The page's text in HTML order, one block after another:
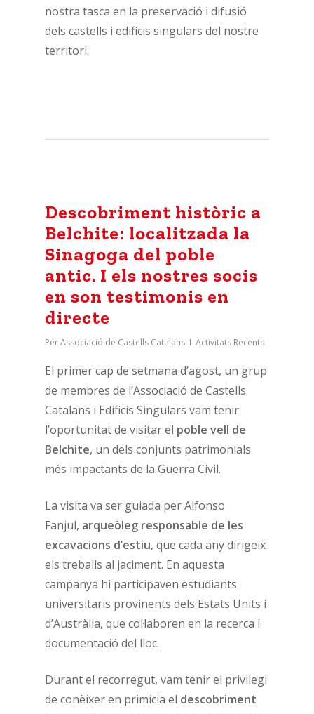
nostra tasca en la preservació i difusió
dels castells i edificis singulars del nostre
territori.
Descobriment històric a
Belchite: localitzada la
Sinagoga del poble
antic. I els nostres socis
en son testimonis en
directe
PerAssociació de Castells Catalans Activitats Recents
El primer cap de setmana d’agost, un grup
de membres de l’Associació de Castells
Catalans i Edificis Singulars vam tenir
l’oportunitat de visitar el poble vell de
Belchite, un dels conjunts patrimonials
més impactants de la Guerra Civil.
La visita va ser guiada per Alfonso
Fanjul, arqueòleg responsable de les
excavacions d’estiu, que cada any dirigeix
els treballs al jaciment. En aquesta
campanya hi participaven estudiants
universitaris provinents dels Estats Units i
d’Austràlia, que col·laboren en la recerca i
documentació del lloc.
Durant el recorregut, vam tenir el privilegi
de conèixer en primícia el descobriment